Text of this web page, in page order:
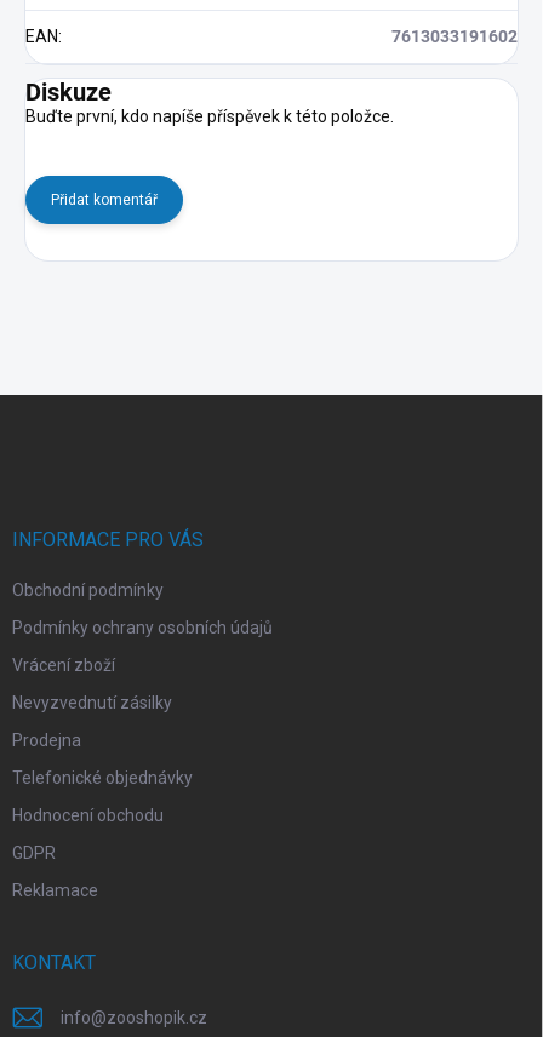
EAN: 7613033191602
Diskuze
Buďte první, kdo napíše příspěvek k této položce.
Přidat komentář
INFORMACE PRO VÁS
Obchodní podmínky
Podmínky ochrany osobních údajů
Vrácení zboží
Nevyzvednutí zásilky
Prodejna
Telefonické objednávky
Hodnocení obchodu
GDPR
Reklamace
KONTAKT
info@zooshopik.cz